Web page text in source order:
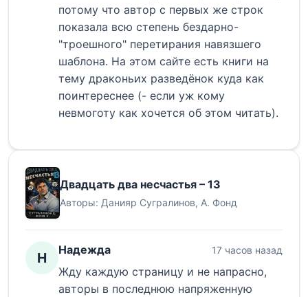
потому что автор с первых же строк
показала всю степень бездарно-
"троешного" перетирания навязшего
шаблона. На этом сайте есть книги на
тему драконьих разведёнок куда как
поинтереснее (- если уж кому
невмоготу как хочется об этом читать).
Двадцать два несчастья – 13
Авторы: Данияр Сугралинов, А. Фонд
Н Надежда 17 часов назад
Жду каждую страницу и не напрасно,
авторы в последнюю напряженную